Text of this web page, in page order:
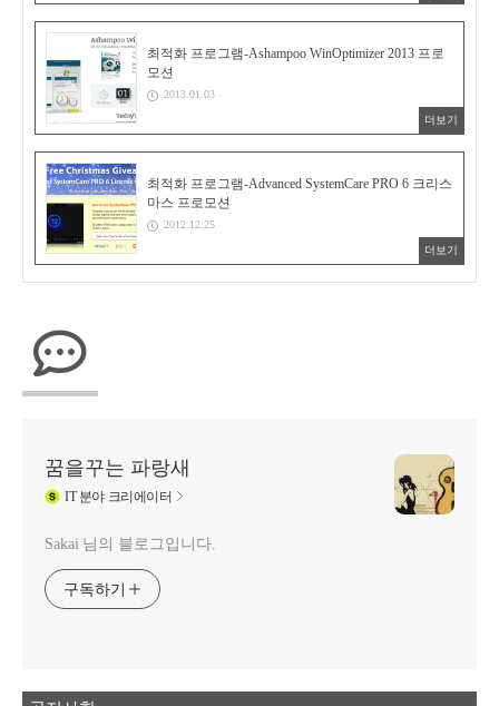
최적화 프로그램-Ashampoo WinOptimizer 2013 프로
모션
2013.01.03
더보기
최적화 프로그램-Advanced SystemCare PRO 6 크리스
마스 프로모션
2012.12.25
더보기
꿈을꾸는 파랑새
IT분야 크리에이터
Sakai 님의 블로그입니다.
구독하기